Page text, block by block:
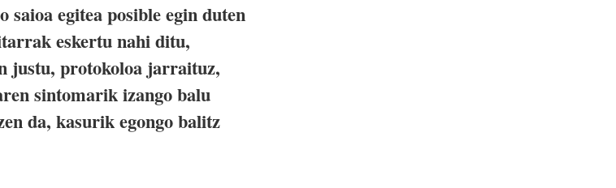
egitea posible egin duten
eskertu nahi ditu,
justu, protokoloa jarraituz,
sintomarik izango balu
da, kasurik egongo balitz